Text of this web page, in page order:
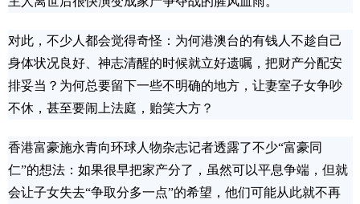
对此，不少人都会觉得奇怪：为何港澳台的有钱人不趁自己
身体状况良好、神志清醒的时候就立好遗嘱，把财产分配安
排妥当？为何总要留下一些不明确的地方，让妻室子女争吵
不休，甚至要闹上法庭，贻笑大方？
香港富豪施永青向环球人物杂志记者透露了不少“富豪同
仁”的想法：如果很早把家产分了，虽然可以平息争端，但就
会让子女失去“争取分多一点”的希望，他们可能从此就不再